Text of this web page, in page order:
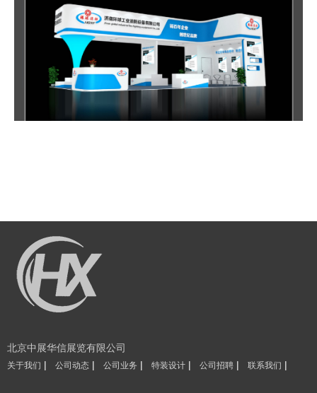
北京中展华信展览有限公司
关于我们 | 公司动态 | 公司业务 | 特装设计 | 公司招聘 | 联系我们 |